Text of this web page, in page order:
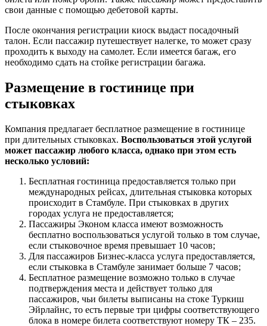
свои данные с помощью дебетовой карты.
После окончания регистрации киоск выдаст посадочный
талон. Если пассажир путешествует налегке, то может сразу
проходить к выходу на самолет. Если имеется багаж, его
необходимо сдать на стойке регистрации багажа.
Размещение в гостинице при
стыковках
Компания предлагает бесплатное размещение в гостинице
при длительных стыковках. Воспользоваться этой услугой
может пассажир любого класса, однако при этом есть
несколько условий:
Бесплатная гостиница предоставляется только при
международных рейсах, длительная стыковка которых
происходит в Стамбуле. При стыковках в других
городах услуга не предоставляется;
Пассажиры Эконом класса имеют возможность
бесплатно воспользоваться услугой только в том случае,
если стыковочное время превышает 10 часов;
Для пассажиров Бизнес-класса услуга предоставляется,
если стыковка в Стамбуле занимает больше 7 часов;
Бесплатное размещение возможно только в случае
подтверждения места и действует только для
пассажиров, чьи билеты выписаны на стоке Туркиш
Эйрлайнс, то есть первые три цифры соответствующего
блока в номере билета соответствуют номеру ТК – 235.